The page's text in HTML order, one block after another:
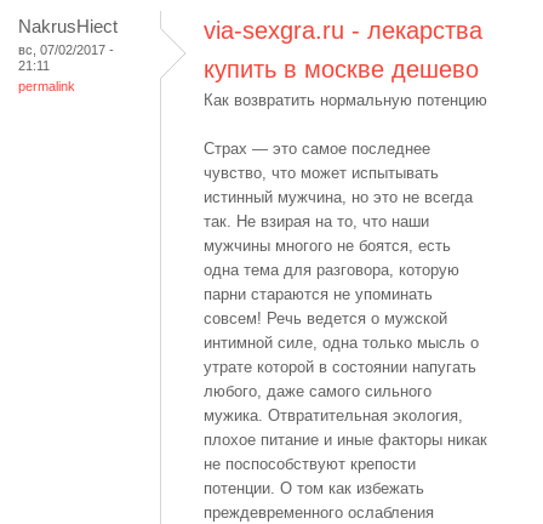
NakrusHiect
вс, 07/02/2017 -
21:11
permalink
via-sexgra.ru - лекарства
купить в москве дешево
Как возвратить нормальную потенцию
Страх — это самое последнее
чувство, что может испытывать
истинный мужчина, но это не всегда
так. Не взирая на то, что наши
мужчины многого не боятся, есть
одна тема для разговора, которую
парни стараются не упоминать
совсем! Речь ведется о мужской
интимной силе, одна только мысль о
утрате которой в состоянии напугать
любого, даже самого сильного
мужика. Отвратительная экология,
плохое питание и иные факторы никак
не поспособствуют крепости
потенции. О том как избежать
преждевременного ослабления